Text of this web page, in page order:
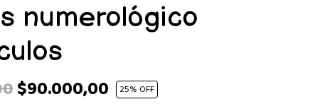
numerológico
$90.000,00 25% OFF